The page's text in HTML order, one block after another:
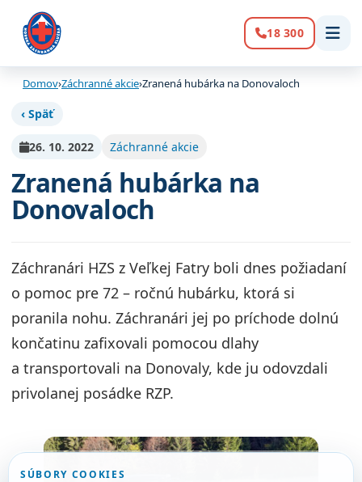
Volanie:
18 300
Domov›Záchranné akcie›Zranená hubárka na Donovaloch
‹ Späť
26. 10. 2022 Záchranné akcie
Zranená hubárka na
Donovaloch
Záchranári HZS z Veľkej Fatry boli dnes požiadaní
o pomoc pre 72 – ročnú hubárku, ktorá si
poranila nohu. Záchranári jej po príchode dolnú
končatinu zafixovali pomocou dlahy
a transportovali na Donovaly, kde ju odovzdali
privolanej posádke RZP.
SÚBORY COOKIES